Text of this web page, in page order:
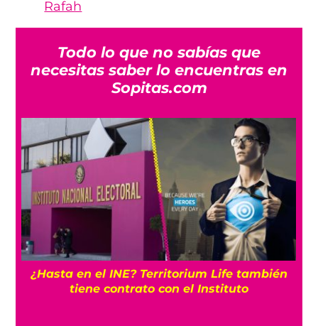
Rafah
Todo lo que no sabías que
necesitas saber lo encuentras en
Sopitas.com
¿Hasta en el INE? Territorium Life también
tiene contrato con el Instituto